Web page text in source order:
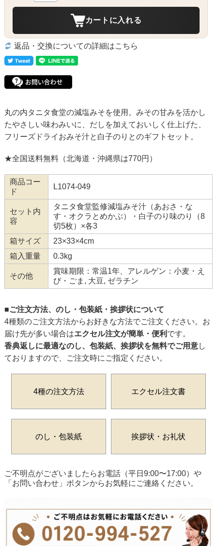
カートに入れる
返品・交換についての詳細はこちら
丸の内タニタ食堂の減塩みそを使用。みその甘みを活かし
たやさしい味わみいに、だしを加えておいしく仕上げた、
フリーズドライおみそ汁と白子のりとのギフトセット。
★全国送料無料（北海道・沖縄県は770円）
商品コー
ド
L1074-049
セット内
容
タニタ食堂監修減塩みそ汁（あおさ・な
す・オクラとめかぶ）・白子のり味のり（8
切5枚）×各3
箱サイズ
23×33×4cm
箱入重量
0.3kg
その他
賞味期限：常温1年、アレルゲン：小麦・え
び・ごま, 大豆, ゼラチン
■ご注文方法、のし・包装紙・挨拶状について
4種類のご注文方法からお好きな方法でご注文ください。お
届け先が多い場合はエクセル注文が簡単・便利 です。
香典返しに最適なのし、包装紙、挨拶状を無料でご用意し
ておりますので、ご注文時にご指定ください。
4種の注文方法 エクセル注文書
のし・包装紙 挨拶状・お礼状
ご不明点がございましたらお電話（平日9:00〜17:00）や
「お問い合わせ」ボタンからお気軽にご連絡ください。